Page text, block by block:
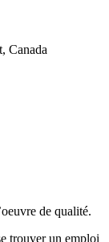
Canada
de qualité.
trouver un emploi